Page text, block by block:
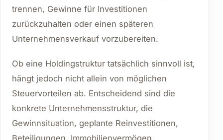
trennen, Gewinne für Investitionen
zurückzuhalten oder einen späteren
Unternehmensverkauf vorzubereiten.
Ob eine Holdingstruktur tatsächlich sinnvoll ist,
hängt jedoch nicht allein von möglichen
Steuervorteilen ab. Entscheidend sind die
konkrete Unternehmensstruktur, die
Gewinnsituation, geplante Reinvestitionen,